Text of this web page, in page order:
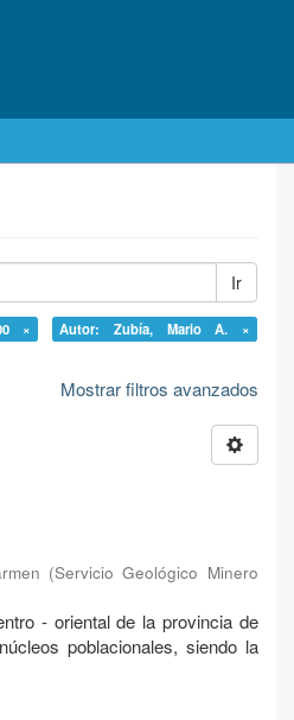
Ir
×
Autor: Zubía, Mario A. ×
Mostrar filtros avanzados
(Servicio Geológico Minero
- oriental de la provincia de
poblacionales, siendo la